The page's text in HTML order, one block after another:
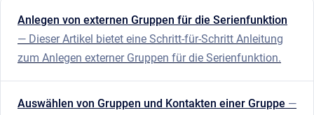
Anlegen von externen Gruppen für die Serienfunktion
— Dieser Artikel bietet eine Schritt-für-Schritt Anleitung
zum Anlegen externer Gruppen für die Serienfunktion.
Auswählen von Gruppen und Kontakten einer Gruppe —